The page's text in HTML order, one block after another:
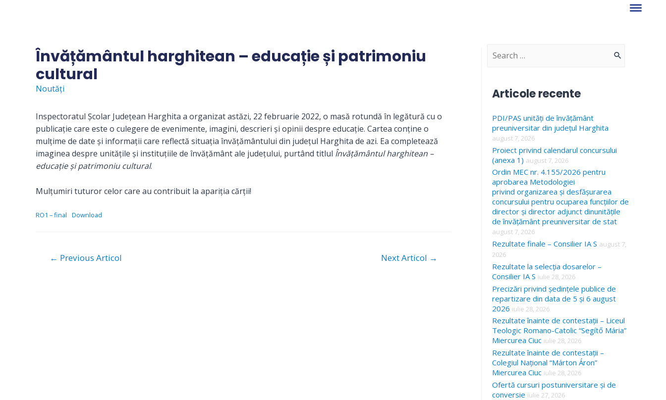
Învățământul harghitean – educație și patrimoniu
cultural
Noutăți
Inspectoratul Școlar Județean Harghita a organizat astăzi, 22 februarie 2022, o masă rotundă în legătură cu o
publicație care este o culegere de evenimente, imagini, descrieri și opinii despre educație. Cartea conține o
mulțime de date și informații care reflectă situația învățământului din județul Harghita de azi. Ea completează
imaginea despre unitățile și instituțiile de învățământ ale județului, purtând titlul Învățământul harghitean –
educație și patrimoniu cultural.
Mulțumiri tuturor celor care au contribuit la apariția cărții!
RO1 – final Download
Navigare
← Previous Articol Next Articol →
S
c
h
f
o
r
:
Articole recente
PDI/PAS unități de învățământ
preuniversitar din județul Harghita
august 7, 2026
Proiect privind calendarul concursului
(anexa 1) august 7, 2026
Ordin MEC nr. 4.155/2026 pentru
aprobarea Metodologiei
privind organizarea și desfășurarea
concursului pentru ocuparea funcțiilor de
director și director adjunct dinunitățile
de învățământ preuniversitar de stat
august 7, 2026
Rezultate finale – Consilier IA S august 7,
2026
Rezultate la selecția dosarelor –
Consilier IA S iulie 28, 2026
Precizări privind ședințele publice de
repartizare din data de 5 și 6 august
2026 iulie 28, 2026
Rezultate înainte de contestații – Liceul
Teologic Romano-Catolic “Segítő Mária”
Miercurea Ciuc iulie 28, 2026
Rezultate înainte de contestații –
Colegiul Național “Márton Áron”
Miercurea Ciuc iulie 28, 2026
Ofertă cursuri postuniversitare și de
conversie iulie 27, 2026